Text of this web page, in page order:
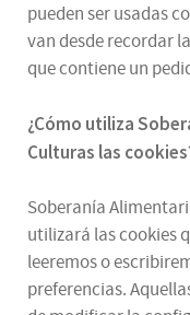
pueden ser usadas
van desde recordar
que contiene un
¿Cómo utiliza
Culturas las cookies
Soberanía
utilizará las cookies
leeremos o
preferencias.